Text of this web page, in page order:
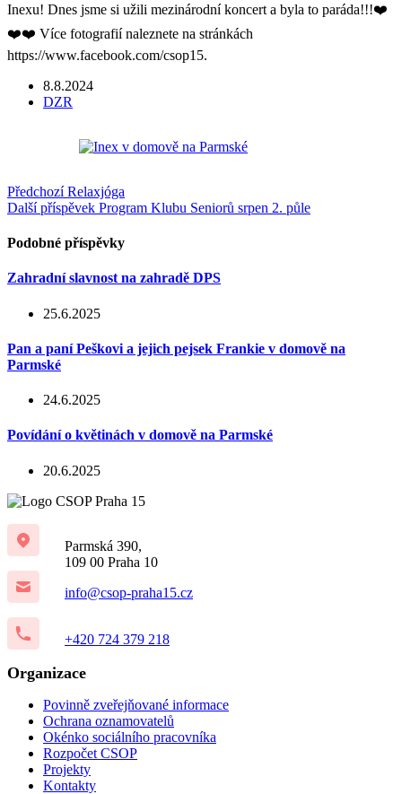
Inexu! Dnes jsme si užili mezinárodní koncert a byla to paráda!!!❤️
❤️❤️ Více fotografií naleznete na stránkách
https://www.facebook.com/csop15.
8.8.2024
DZR
PředchozíRelaxjóga
Další příspěvek Program Klubu Seniorů srpen 2. půle
Podobné příspěvky
Zahradní slavnost na zahradě DPS
25.6.2025
Pan a paní Peškovi a jejich pejsek Frankie v domově na
Parmské
24.6.2025
Povídání o květinách v domově na Parmské
20.6.2025
Parmská 390,
109 00 Praha 10
info@csop-praha15.cz
+420 724 379 218
Organizace
Povinně zveřejňované informace
Ochrana oznamovatelů
Okénko sociálního pracovníka
Rozpočet CSOP
Projekty
Kontakty